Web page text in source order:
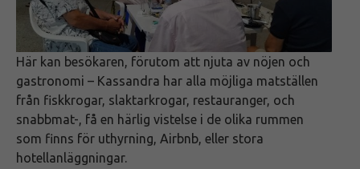
Här kan besökaren, förutom att njuta av nöjen och
gastronomi – Kassandra har alla möjliga matställen
från fiskkrogar, slaktarkrogar, restauranger, och
snabbmat-, få en härlig vistelse i de olika rummen
som finns för uthyrning, Airbnb, eller stora
hotellanläggningar.